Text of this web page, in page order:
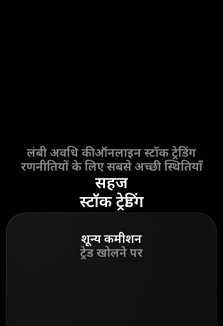
लंबी अवधि की ऑनलाइन स्टॉक ट्रेडिंग
रणनीतियों के लिए सबसे अच्छी स्थितियाँ
सहज
स्टॉक ट्रेडिंग
शून्यकमीशन
ट्रेड खोलने पर